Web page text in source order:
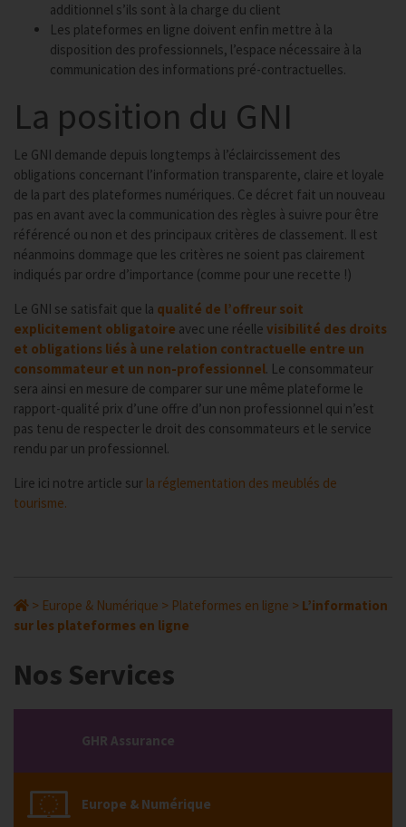
additionnel s’ils sont à la charge du client
Les plateformes en ligne doivent enfin mettre à la
disposition des professionnels, l’espace nécessaire à la
communication des informations pré-contractuelles.
La position du GNI
Le GNI demande depuis longtemps à l’éclaircissement des
obligations concernant l’information transparente, claire et loyale
de la part des plateformes numériques. Ce décret fait un nouveau
pas en avant avec la communication des règles à suivre pour être
référencé ou non et des principaux critères de classement. Il est
néanmoins dommage que les critères ne soient pas clairement
indiqués par ordre d’importance (comme pour une recette !)
Le GNI se satisfait que la qualité de l’offreur soit
explicitement obligatoire avec une réelle visibilité des droits
et obligations liés à une relation contractuelle entre un
consommateur et un non-professionnel. Le consommateur
sera ainsi en mesure de comparer sur une même plateforme le
rapport-qualité prix d’une offre d’un non professionnel qui n’est
pas tenu de respecter le droit des consommateurs et le service
rendu par un professionnel.
Lire ici notre article sur la réglementation des meublés de
tourisme.
> Europe & Numérique > Plateformes en ligne > L’information
sur les plateformes en ligne
Nos Services
GHR Assurance
Europe & Numérique